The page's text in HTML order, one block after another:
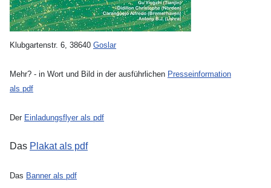
Klubgartenstr. 6, 38640 Goslar
Mehr? - in Wort und Bild in der ausführlichen Presseinformation
als pdf
Der Einladungsflyer als pdf
Das Plakat als pdf
Das Banner als pdf